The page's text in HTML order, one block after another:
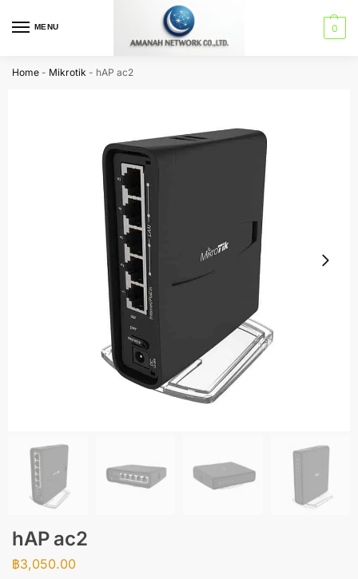
MENU 0
Home - Mikrotik - hAP ac2
hAP ac2
฿3,050.00